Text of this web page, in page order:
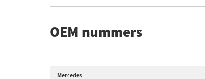
OEM nummers
Mercedes